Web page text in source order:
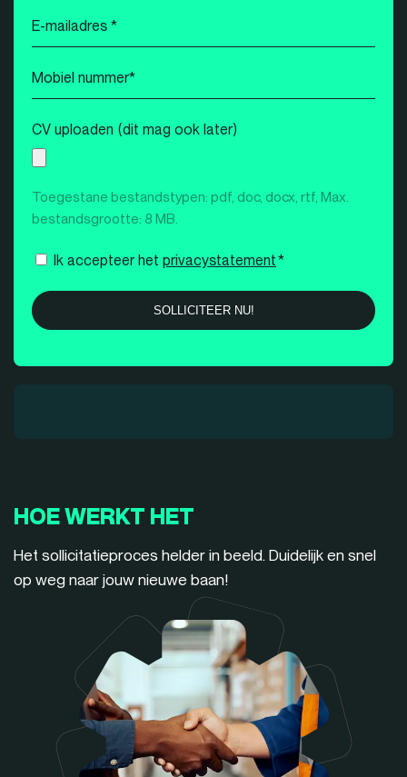
E-
mailadres
*
Mobiel
nummer
*
CV uploaden (dit mag ook later)
Toegestane bestandstypen: pdf, doc, docx, rtf, Max.
bestandsgrootte: 8 MB.
Instemming
Ik accepteer het privacystatement*
HOE WERKT HET
Het sollicitatieproces helder in beeld. Duidelijk en snel
op weg naar jouw nieuwe baan!